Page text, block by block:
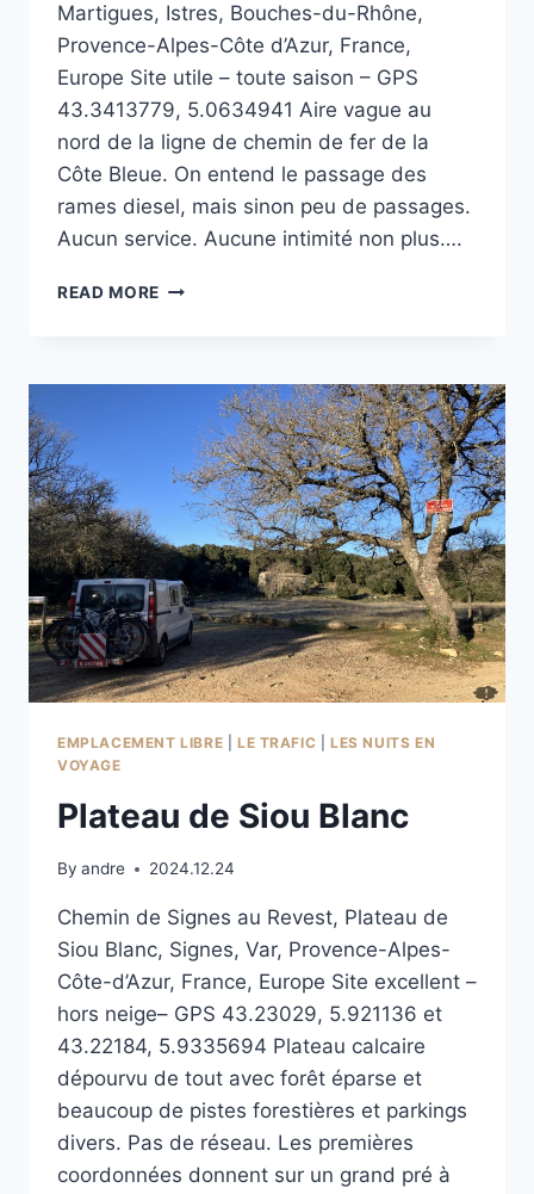
Martigues, Istres, Bouches-du-Rhône,
Provence-Alpes-Côte d’Azur, France,
Europe Site utile – toute saison – GPS
43.3413779, 5.0634941 Aire vague au
nord de la ligne de chemin de fer de la
Côte Bleue. On entend le passage des
rames diesel, mais sinon peu de passages.
Aucun service. Aucune intimité non plus….
READ MORE COLLET
COURONNE
EMPLACEMENT LIBRE LE TRAFIC |LES NUITS EN
VOYAGE
Plateau de Siou Blanc
By andre 2024.12.24
Chemin de Signes au Revest, Plateau de
Siou Blanc, Signes, Var, Provence-Alpes-
Côte-d’Azur, France, Europe Site excellent –
hors neige– GPS 43.23029, 5.921136 et
43.22184, 5.9335694 Plateau calcaire
dépourvu de tout avec forêt éparse et
beaucoup de pistes forestières et parkings
divers. Pas de réseau. Les premières
coordonnées donnent sur un grand pré à